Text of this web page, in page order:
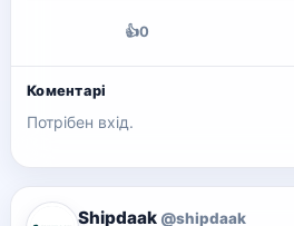
👍0
Коментарі
Потрібен вхід.
Shipdaak @shipdaak